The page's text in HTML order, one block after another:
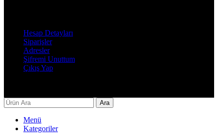
Hesap Detayları
Siparişler
Adresler
Şifremi Unuttum
Çıkış Yap
Ara
Menü
Kategoriler